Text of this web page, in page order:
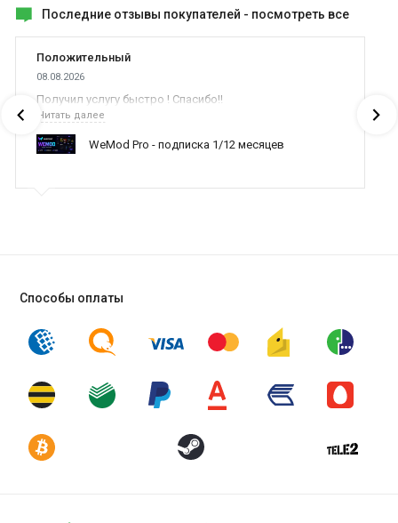
Последние отзывы покупателей - посмотреть все
Положительный
08.08.2026
Получил услугу быстро ! Спасибо!!
Читать далее
WeMod Pro - подписка 1/12 месяцев
Способы оплаты